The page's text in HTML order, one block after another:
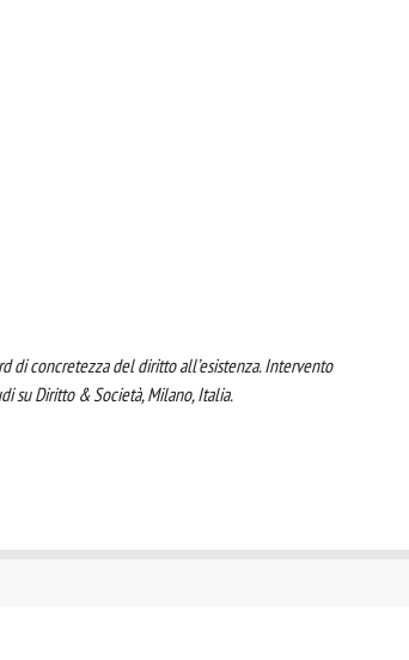
di concretezza del diritto all’esistenza. Intervento
su Diritto & Società, Milano, Italia.